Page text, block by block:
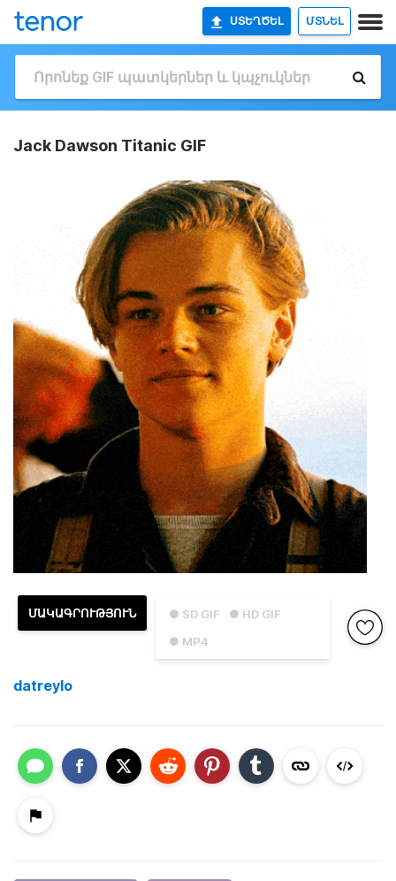
ՍՏԵՂԾԵԼ ՄՏՆԵԼ
Jack Dawson Titanic GIF
● SD GIF
● HD GIF
● MP4
ՄԱԿԱԳՐՈՒԹՅՈՒՆ
datreylo